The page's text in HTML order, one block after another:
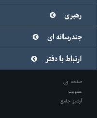
رهبری
چندرسانه ای
ارتباط با دفتر
صفحه اول
عضویت
آرشیو جامع